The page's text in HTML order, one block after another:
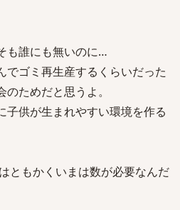
も誰にも無いのに…
でゴミ再生産するくらいだった
ためだと思うよ。
子供が生まれやすい環境を作る
ともかくいまは数が必要なんだ